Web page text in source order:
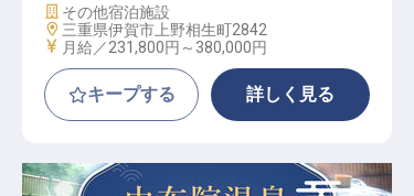
施設業態
その他宿泊施設
勤務地
三重県伊賀市上野相生町2842
給与
月給／231,800円～ 380,000円
キープする 詳しく見る